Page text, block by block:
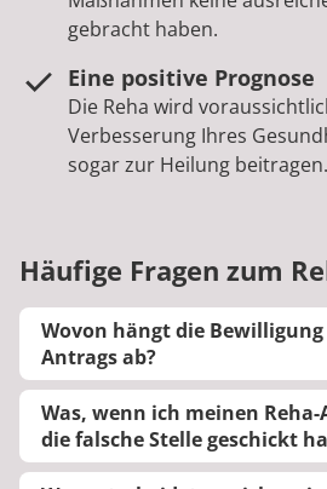
gebracht haben.
Eine positive Prognose
Die Reha wird
Verbesserung Ihres
sogar zur Heilung beitragen.
Häufige Fragen zum
Wovon hängt die
Antrags ab?
Grundsätzlich haben Sie
Rehabilitation, wenn diese
ist. Damit Ihr Antrag bewilligt
den Unterlagen betont werden,
Was, wenn ich meinen
die falsche Stelle geschickt
Wenn der